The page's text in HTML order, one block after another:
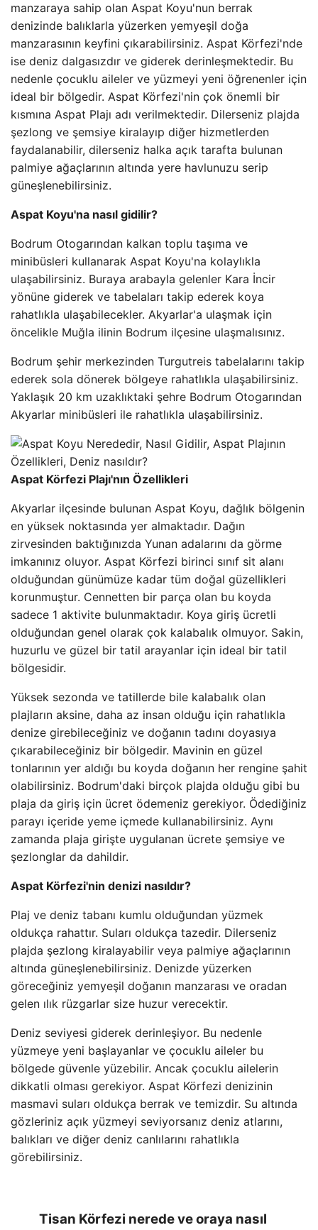
manzaraya sahip olan Aspat Koyu'nun berrak
denizinde balıklarla yüzerken yemyeşil doğa
manzarasının keyfini çıkarabilirsiniz. Aspat Körfezi'nde
ise deniz dalgasızdır ve giderek derinleşmektedir. Bu
nedenle çocuklu aileler ve yüzmeyi yeni öğrenenler için
ideal bir bölgedir. Aspat Körfezi'nin çok önemli bir
kısmına Aspat Plajı adı verilmektedir. Dilerseniz plajda
şezlong ve şemsiye kiralayıp diğer hizmetlerden
faydalanabilir, dilerseniz halka açık tarafta bulunan
palmiye ağaçlarının altında yere havlunuzu serip
güneşlenebilirsiniz.
Aspat Koyu'na nasıl gidilir?
Bodrum Otogarından kalkan toplu taşıma ve
minibüsleri kullanarak Aspat Koyu'na kolaylıkla
ulaşabilirsiniz. Buraya arabayla gelenler Kara İncir
yönüne giderek ve tabelaları takip ederek koya
rahatlıkla ulaşabilecekler. Akyarlar'a ulaşmak için
öncelikle Muğla ilinin Bodrum ilçesine ulaşmalısınız.
Bodrum şehir merkezinden Turgutreis tabelalarını takip
ederek sola dönerek bölgeye rahatlıkla ulaşabilirsiniz.
Yaklaşık 20 km uzaklıktaki şehre Bodrum Otogarından
Akyarlar minibüsleri ile rahatlıkla ulaşabilirsiniz.
Aspat Körfezi Plajı'nın Özellikleri
Akyarlar ilçesinde bulunan Aspat Koyu, dağlık bölgenin
en yüksek noktasında yer almaktadır. Dağın
zirvesinden baktığınızda Yunan adalarını da görme
imkanınız oluyor. Aspat Körfezi birinci sınıf sit alanı
olduğundan günümüze kadar tüm doğal güzellikleri
korunmuştur. Cennetten bir parça olan bu koyda
sadece 1 aktivite bulunmaktadır. Koya giriş ücretli
olduğundan genel olarak çok kalabalık olmuyor. Sakin,
huzurlu ve güzel bir tatil arayanlar için ideal bir tatil
bölgesidir.
Yüksek sezonda ve tatillerde bile kalabalık olan
plajların aksine, daha az insan olduğu için rahatlıkla
denize girebileceğiniz ve doğanın tadını doyasıya
çıkarabileceğiniz bir bölgedir. Mavinin en güzel
tonlarının yer aldığı bu koyda doğanın her rengine şahit
olabilirsiniz. Bodrum'daki birçok plajda olduğu gibi bu
plaja da giriş için ücret ödemeniz gerekiyor. Ödediğiniz
parayı içeride yeme içmede kullanabilirsiniz. Aynı
zamanda plaja girişte uygulanan ücrete şemsiye ve
şezlonglar da dahildir.
Aspat Körfezi'nin denizi nasıldır?
Plaj ve deniz tabanı kumlu olduğundan yüzmek
oldukça rahattır. Suları oldukça tazedir. Dilerseniz
plajda şezlong kiralayabilir veya palmiye ağaçlarının
altında güneşlenebilirsiniz. Denizde yüzerken
göreceğiniz yemyeşil doğanın manzarası ve oradan
gelen ılık rüzgarlar size huzur verecektir.
Deniz seviyesi giderek derinleşiyor. Bu nedenle
yüzmeye yeni başlayanlar ve çocuklu aileler bu
bölgede güvenle yüzebilir. Ancak çocuklu ailelerin
dikkatli olması gerekiyor. Aspat Körfezi denizinin
masmavi suları oldukça berrak ve temizdir. Su altında
gözleriniz açık yüzmeyi seviyorsanız deniz atlarını,
balıkları ve diğer deniz canlılarını rahatlıkla
görebilirsiniz.
Tisan Körfezi nerede ve oraya nasıl